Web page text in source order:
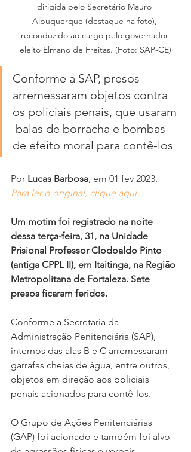
dirigida pelo Secretário Mauro
Albuquerque (destaque na foto),
reconduzido ao cargo pelo governador
eleito Elmano de Freitas. (Foto: SAP-CE)
Conforme a SAP, presos
arremessaram objetos contra
os policiais penais, que usaram
balas de borracha e bombas
de efeito moral para contê-los
Por Lucas Barbosa, em 01 fev 2023.
Para ler o original, clique aqui.
Um motim foi registrado na noite
dessa terça-feira, 31, na Unidade
Prisional Professor Clodoaldo Pinto
(antiga CPPL II), em Itaitinga, na Região
Metropolitana de Fortaleza. Sete
presos ficaram feridos.
Conforme a Secretaria da
Administração Penitenciária (SAP),
internos das alas B e C arremessaram
garrafas cheias de água, entre outros,
objetos em direção aos policiais
penais acionados para contê-los.
O Grupo de Ações Penitenciárias
(GAP) foi acionado e também foi alvo